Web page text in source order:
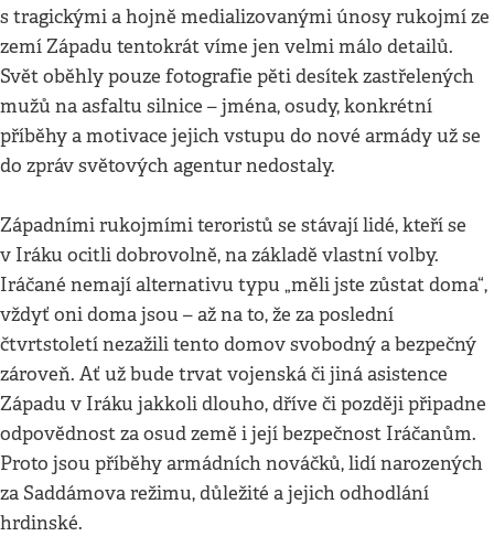
s tragickými a hojně medializovanými únosy rukojmí ze
zemí Západu tentokrát víme jen velmi málo detailů.
Svět oběhly pouze fotografie pěti desítek zastřelených
mužů na asfaltu silnice – jména, osudy, konkrétní
příběhy a motivace jejich vstupu do nové armády už se
do zpráv světových agentur nedostaly.
Západními rukojmími teroristů se stávají lidé, kteří se
v Iráku ocitli dobrovolně, na základě vlastní volby.
Iráčané nemají alternativu typu „měli jste zůstat doma“,
vždyť oni doma jsou – až na to, že za poslední
čtvrtstoletí nezažili tento domov svobodný a bezpečný
zároveň. Ať už bude trvat vojenská či jiná asistence
Západu v Iráku jakkoli dlouho, dříve či později připadne
odpovědnost za osud země i její bezpečnost Iráčanům.
Proto jsou příběhy armádních nováčků, lidí narozených
za Saddámova režimu, důležité a jejich odhodlání
hrdinské.